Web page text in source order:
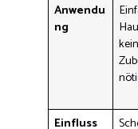
Anwendu
ng
kein
Einfluss